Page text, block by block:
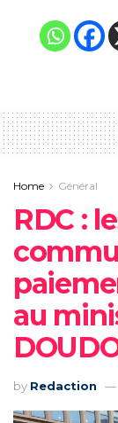
Home Général
RDC :
au
by Redaction